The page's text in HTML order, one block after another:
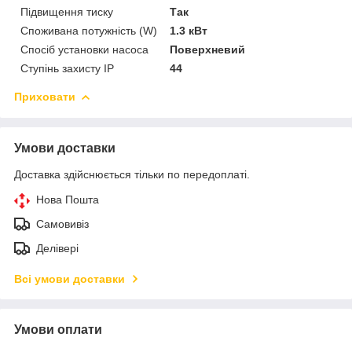
Підвищення тиску
Так
Споживана потужність (W)
1.3 кВт
Спосіб установки насоса
Поверхневий
Ступінь захисту IP
44
Приховати
Умови доставки
Доставка здійснюється тільки по передоплаті.
Нова Пошта
Самовивіз
Делівері
Всі умови доставки
Умови оплати